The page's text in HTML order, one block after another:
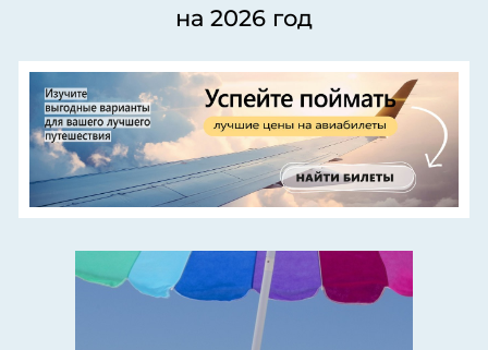
на 2026 год